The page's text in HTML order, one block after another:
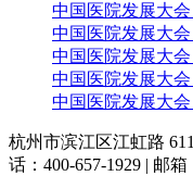
中国医院发展大会
中国医院发展大会
中国医院发展大会
中国医院发展大会
中国医院发展大会
杭州市滨江区江虹路
话：400-657-1929 | 邮箱